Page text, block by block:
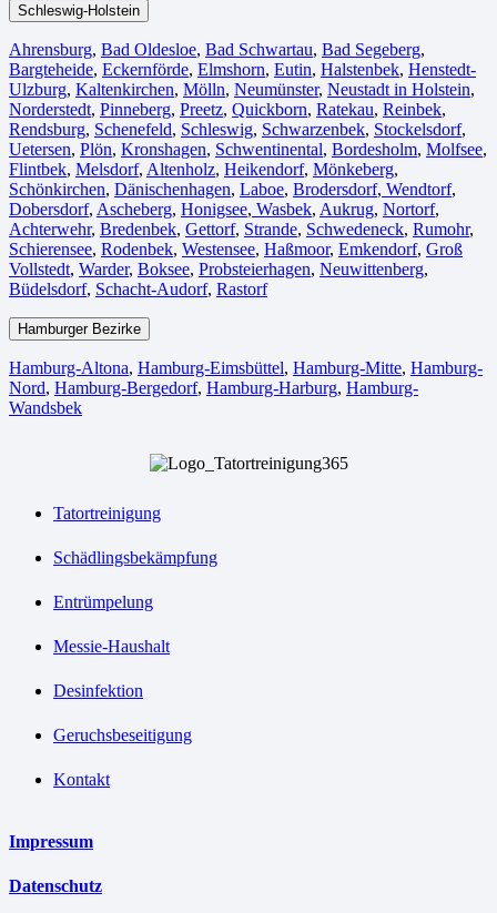
Schleswig-Holstein
Ahrensburg, Bad Oldesloe, Bad Schwartau, Bad Segeberg,
Bargteheide, Eckernförde, Elmshorn, Eutin, Halstenbek, Henstedt-
Ulzburg, Kaltenkirchen, Mölln, Neumünster, Neustadt in Holstein,
Norderstedt, Pinneberg, Preetz, Quickborn, Ratekau, Reinbek,
Rendsburg, Schenefeld, Schleswig, Schwarzenbek, Stockelsdorf,
Uetersen, Plön, Kronshagen, Schwentinental, Bordesholm, Molfsee,
Flintbek, Melsdorf, Altenholz, Heikendorf, Mönkeberg,
Schönkirchen, Dänischenhagen, Laboe, Brodersdorf, Wendtorf,
Dobersdorf, Ascheberg, Honigsee, Wasbek, Aukrug, Nortorf,
Achterwehr, Bredenbek, Gettorf, Strande, Schwedeneck, Rumohr,
Schierensee, Rodenbek, Westensee, Haßmoor, Emkendorf, Groß
Vollstedt, Warder, Boksee, Probsteierhagen, Neuwittenberg,
Büdelsdorf, Schacht-Audorf, Rastorf
Hamburger Bezirke
Hamburg-Altona, Hamburg-Eimsbüttel, Hamburg-Mitte, Hamburg-
Nord, Hamburg-Bergedorf, Hamburg-Harburg, Hamburg-
Wandsbek
Tatortreinigung
Schädlingsbekämpfung
Entrümpelung
Messie-Haushalt
Desinfektion
Geruchsbeseitigung
Kontakt
Impressum
Datenschutz